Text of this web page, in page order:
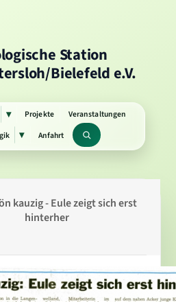
Station
Bielefeld e.V.
▾Untermenü
öffnen
Projekte
Veranstaltungen
▾Untermenü
öffnen
Anfahrt Suchbegriff
kauzig - Eule zeigt sich erst
hinterher